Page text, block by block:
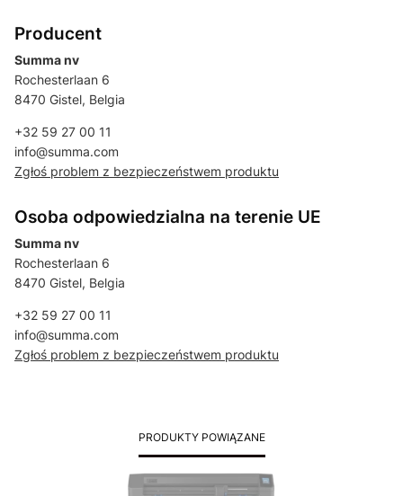
Producent
Summa nv
Rochesterlaan 6
8470 Gistel, Belgia
+32 59 27 00 11
info@summa.com
Zgłoś problem z bezpieczeństwem produktu
Osoba odpowiedzialna na terenie UE
Summa nv
Rochesterlaan 6
8470 Gistel, Belgia
+32 59 27 00 11
info@summa.com
Zgłoś problem z bezpieczeństwem produktu
PRODUKTY POWIĄZANE